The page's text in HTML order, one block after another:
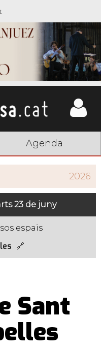
Agenda
2026
23 de juny
espais
Sant